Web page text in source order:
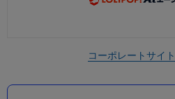
コーポレートサイト